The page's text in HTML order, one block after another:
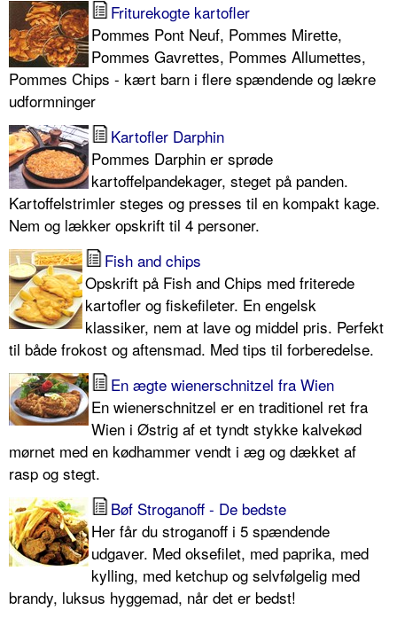
Friturekogte kartofler
Pommes Pont Neuf, Pommes Mirette,
Pommes Gavrettes, Pommes Allumettes,
Pommes Chips - kært barn i flere spændende og lækre
udformninger
Kartofler Darphin
Pommes Darphin er sprøde
kartoffelpandekager, steget på panden.
Kartoffelstrimler steges og presses til en kompakt kage.
Nem og lækker opskrift til 4 personer.
Fish and chips
Opskrift på Fish and Chips med friterede
kartofler og fiskefileter. En engelsk
klassiker, nem at lave og middel pris. Perfekt
til både frokost og aftensmad. Med tips til forberedelse.
En ægte wienerschnitzel fra Wien
En wienerschnitzel er en traditionel ret fra
Wien i Østrig af et tyndt stykke kalvekød
mørnet med en kødhammer vendt i æg og dækket af
rasp og stegt.
Bøf Stroganoff - De bedste
Her får du stroganoff i 5 spændende
udgaver. Med oksefilet, med paprika, med
kylling, med ketchup og selvfølgelig med
brandy, luksus hyggemad, når det er bedst!